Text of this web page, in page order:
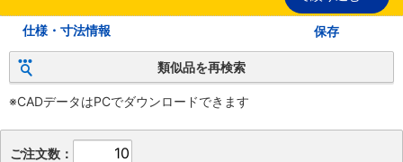
仕様・寸法情報 保存
類似品を再検索
※CADデータはPCでダウンロードできます
ご注文数：